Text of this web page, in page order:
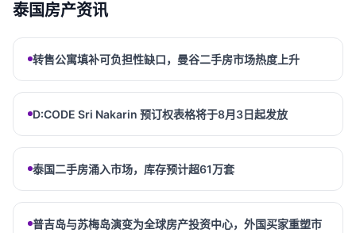
泰国房产资讯
转售公寓填补可负担性缺口，曼谷二手房市场热度上升
D:CODE Sri Nakarin 预订权表格将于8月3日起发放
泰国二手房涌入市场，库存预计超61万套
普吉岛与苏梅岛演变为全球房产投资中心，外国买家重塑市